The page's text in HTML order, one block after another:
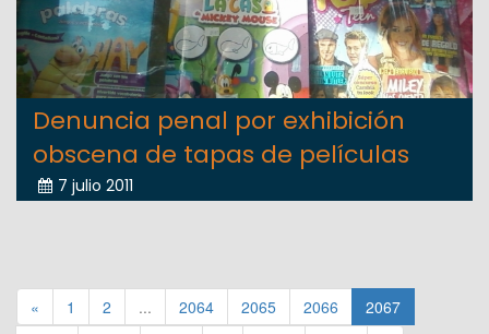
Denuncia penal por exhibición
obscena de tapas de películas
7 julio 2011
« 1 2 ... 2064 2065 2066
2067